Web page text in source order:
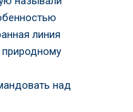
линия
над